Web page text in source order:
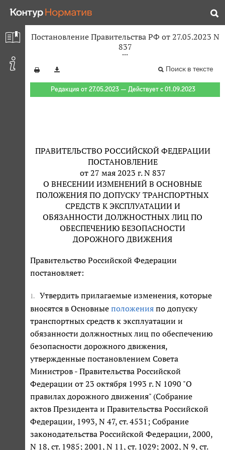
Постановление Правительства РФ от 27.05.2023 N
837
Поиск в тексте
Редакция от 27.05.2023 — Действует с 01.09.2023
ПРАВИТЕЛЬСТВО РОССИЙСКОЙ ФЕДЕРАЦИИ
ПОСТАНОВЛЕНИЕ
от 27 мая 2023 г. N 837
О ВНЕСЕНИИ ИЗМЕНЕНИЙ В ОСНОВНЫЕ
ПОЛОЖЕНИЯ ПО ДОПУСКУ ТРАНСПОРТНЫХ
СРЕДСТВ К ЭКСПЛУАТАЦИИ И
ОБЯЗАННОСТИ ДОЛЖНОСТНЫХ ЛИЦ ПО
ОБЕСПЕЧЕНИЮ БЕЗОПАСНОСТИ
ДОРОЖНОГО ДВИЖЕНИЯ
Правительство Российской Федерации
постановляет:
1.
Утвердить прилагаемые изменения, которые
вносятся в Основные положения по допуску
транспортных средств к эксплуатации и
обязанности должностных лиц по обеспечению
безопасности дорожного движения,
утвержденные постановлением Совета
Министров - Правительства Российской
Федерации от 23 октября 1993 г. N 1090 "О
правилах дорожного движения" (Собрание
актов Президента и Правительства Российской
Федерации, 1993, N 47, ст. 4531; Собрание
законодательства Российской Федерации, 2000,
N 18, ст. 1985; 2001, N 11, ст. 1029; 2002, N 9, ст.